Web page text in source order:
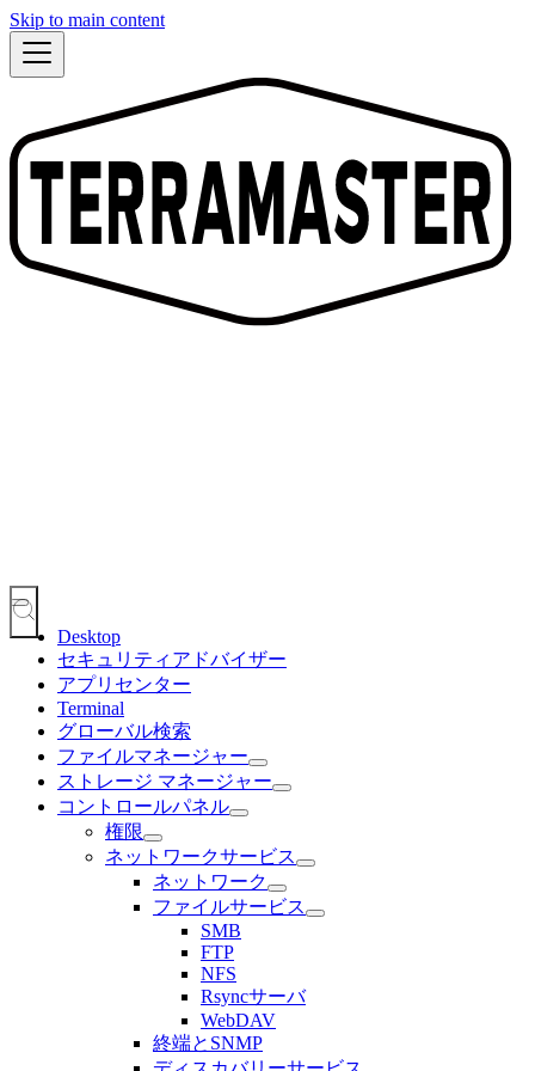
Skip to main content
Desktop
セキュリティアドバイザー
アプリセンター
Terminal
グローバル検索
ファイルマネージャー
ストレージ マネージャー
コントロールパネル
権限
ネットワークサービス
ネットワーク
ファイルサービス
SMB
FTP
NFS
Rsyncサーバ
WebDAV
終端とSNMP